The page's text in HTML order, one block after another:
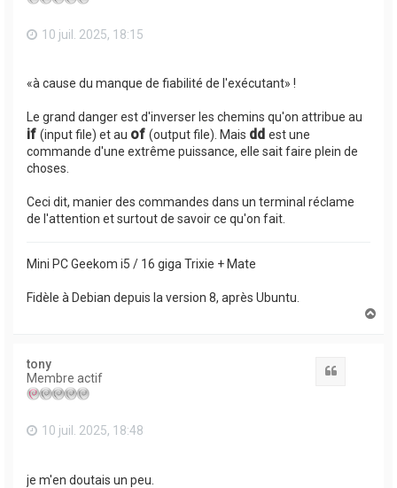
10 juil. 2025, 18:15
«à cause du manque de fiabilité de l'exécutant» !
Le grand danger est d'inverser les chemins qu'on attribue au
if (input file) et au of (output file). Mais dd est une
commande d'une extrême puissance, elle sait faire plein de
choses.
Ceci dit, manier des commandes dans un terminal réclame
de l'attention et surtout de savoir ce qu'on fait.
Mini PC Geekom i5 / 16 giga Trixie + Mate
Fidèle à Debian depuis la version 8, après Ubuntu.
tony
Membre actif
10 juil. 2025, 18:48
je m'en doutais un peu.